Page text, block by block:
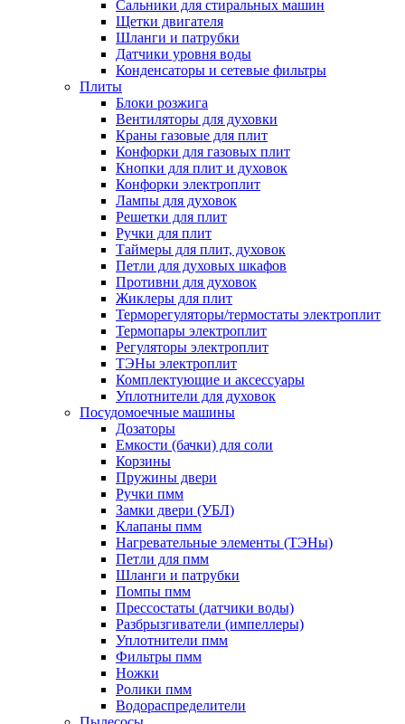
Сальники для стиральных машин
Щетки двигателя
Шланги и патрубки
Датчики уровня воды
Конденсаторы и сетевые фильтры
Плиты
Блоки розжига
Вентиляторы для духовки
Краны газовые для плит
Конфорки для газовых плит
Кнопки для плит и духовок
Конфорки электроплит
Лампы для духовок
Решетки для плит
Ручки для плит
Таймеры для плит, духовок
Петли для духовых шкафов
Противни для духовок
Жиклеры для плит
Терморегуляторы/термостаты электроплит
Термопары электроплит
Регуляторы электроплит
ТЭНы электроплит
Комплектующие и аксессуары
Уплотнители для духовок
Посудомоечные машины
Дозаторы
Емкости (бачки) для соли
Корзины
Пружины двери
Ручки пмм
Замки двери (УБЛ)
Клапаны пмм
Нагревательные элементы (ТЭНы)
Петли для пмм
Шланги и патрубки
Помпы пмм
Прессостаты (датчики воды)
Разбрызгиватели (импеллеры)
Уплотнители пмм
Фильтры пмм
Ножки
Ролики пмм
Водораспределители